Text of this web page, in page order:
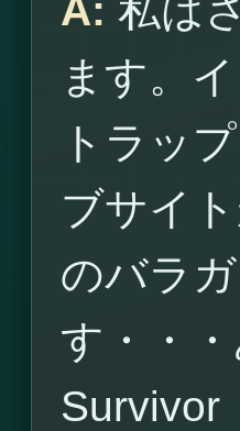
A: 私は
ます。
トラッ
ブサイ
のバラ
す・・
Survivor